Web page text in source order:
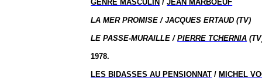
GENRE MASCULIN /JEAN MARBOEUF
LA MER PROMISE / JACQUES ERTAUD (TV)
LE PASSE-MURAILLE /PIERRE TCHERNIA
1978.
LES BIDASSES AU PENSIONNAT / MICHEL